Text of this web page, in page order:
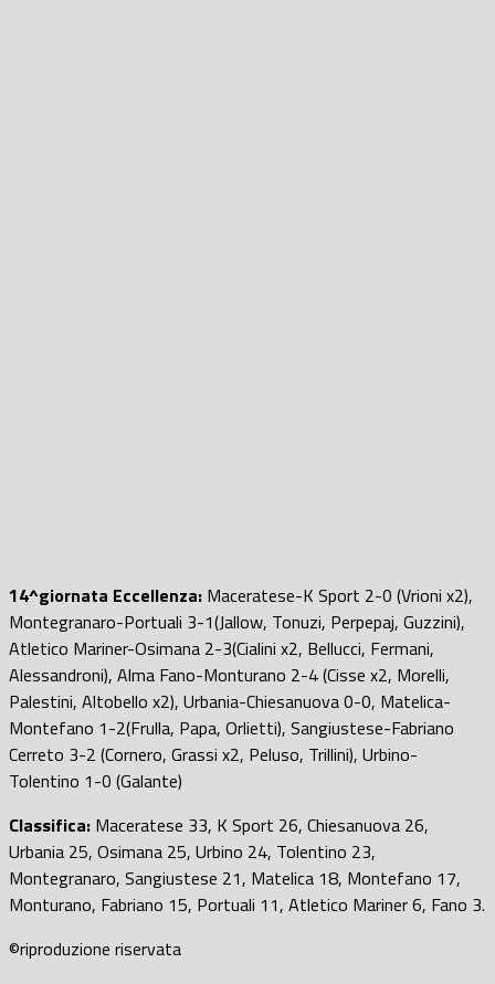
14^giornata Eccellenza: Maceratese-K Sport 2-0 (Vrioni x2),
Montegranaro-Portuali 3-1(Jallow, Tonuzi, Perpepaj, Guzzini),
Atletico Mariner-Osimana 2-3(Cialini x2, Bellucci, Fermani,
Alessandroni), Alma Fano-Monturano 2-4 (Cisse x2, Morelli,
Palestini, Altobello x2), Urbania-Chiesanuova 0-0, Matelica-
Montefano 1-2(Frulla, Papa, Orlietti), Sangiustese-Fabriano
Cerreto 3-2 (Cornero, Grassi x2, Peluso, Trillini), Urbino-
Tolentino 1-0 (Galante)
Classifica: Maceratese 33, K Sport 26, Chiesanuova 26,
Urbania 25, Osimana 25, Urbino 24, Tolentino 23,
Montegranaro, Sangiustese 21, Matelica 18, Montefano 17,
Monturano, Fabriano 15, Portuali 11, Atletico Mariner 6, Fano 3.
©riproduzione riservata